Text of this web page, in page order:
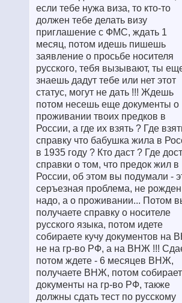
если тебе нужа виза, то кто-то
должен тебе делать визу
приглашение с ФМС, ждать 1
месяц, потом идешь пишешь
заявление о просьбе носителя
русского, тебя вызывают, ты
знаешь дадут тебе или нет этот
статус, могут не дать !!! Ждешь
потом несешь еще документы о
проживании твоих предков в
России, а где их взять ? Где
справку что бабушка жила в
в 1935 году ? Кто даст ? Где
справки о том, что предок жил в
России, об этом вы подумали -
серъезная проблема, не
надо, а о проживании... Потом
получаете справку о носителе
русского языка, потом идете
собираете кучу документов на
не на гр-во РФ, а на ВНЖ !!!
потом ждете - 6 месяцев ВНЖ,
получаете ВНЖ, потом
документы на гр-во РФ, также
должны сдать тест по русскому